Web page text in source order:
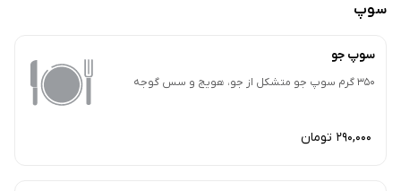
سوپ
سوپ جو
350 گرم سوپ جو متشکل از جو، هویج و سس گوجه
290,000 تومان